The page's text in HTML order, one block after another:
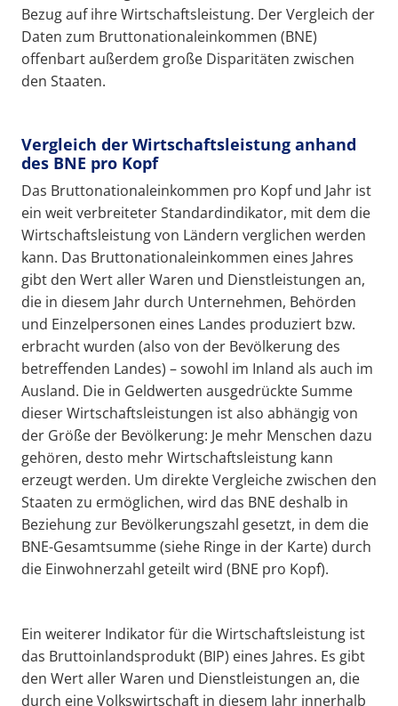
Bezug auf ihre Wirtschaftsleistung. Der Vergleich der
Daten zum Bruttonationaleinkommen (BNE)
offenbart außerdem große Disparitäten zwischen
den Staaten.
Vergleich der Wirtschaftsleistung anhand
des BNE pro Kopf
Das Bruttonationaleinkommen pro Kopf und Jahr ist
ein weit verbreiteter Standardindikator, mit dem die
Wirtschaftsleistung von Ländern verglichen werden
kann. Das Bruttonationaleinkommen eines Jahres
gibt den Wert aller Waren und Dienstleistungen an,
die in diesem Jahr durch Unternehmen, Behörden
und Einzelpersonen eines Landes produziert bzw.
erbracht wurden (also von der Bevölkerung des
betreffenden Landes) – sowohl im Inland als auch im
Ausland. Die in Geldwerten ausgedrückte Summe
dieser Wirtschaftsleistungen ist also abhängig von
der Größe der Bevölkerung: Je mehr Menschen dazu
gehören, desto mehr Wirtschaftsleistung kann
erzeugt werden. Um direkte Vergleiche zwischen den
Staaten zu ermöglichen, wird das BNE deshalb in
Beziehung zur Bevölkerungszahl gesetzt, in dem die
BNE-Gesamtsumme (siehe Ringe in der Karte) durch
die Einwohnerzahl geteilt wird (BNE pro Kopf).
Ein weiterer Indikator für die Wirtschaftsleistung ist
das Bruttoinlandsprodukt (BIP) eines Jahres. Es gibt
den Wert aller Waren und Dienstleistungen an, die
durch eine Volkswirtschaft in diesem Jahr innerhalb